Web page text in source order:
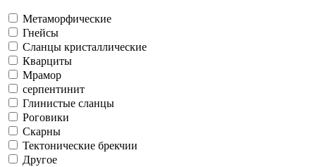
Метаморфические
Гнейсы
Сланцы кристаллические
Кварциты
Мрамор
серпентинит
Глинистые сланцы
Роговики
Скарны
Тектонические брекчии
Другое